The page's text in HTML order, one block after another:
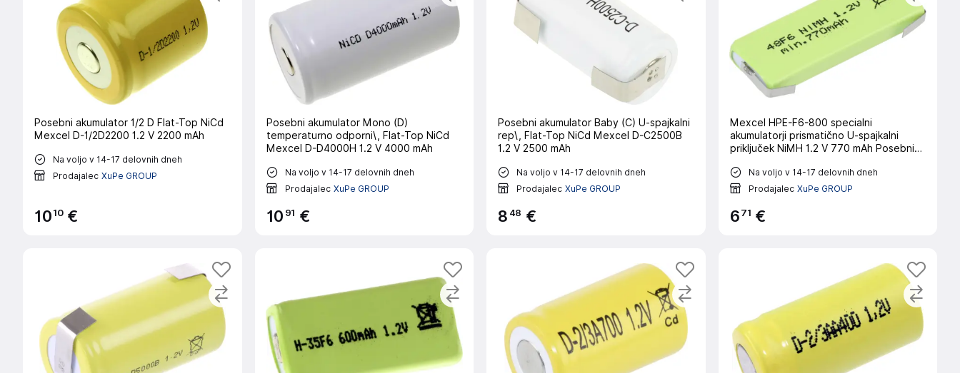
Posebni akumulator 1/2 D Flat-Top NiCd
Mexcel D-1/2D2200 1.2 V 2200 mAh
Na voljo v 14-17 delovnih dneh
Prodajalec XuPe GROUP
1010 €
Posebni akumulator Mono (D)
temperaturno odporni\, Flat-Top NiCd
Mexcel D-D4000H 1.2 V 4000 mAh
Na voljo v 14-17 delovnih dneh
Prodajalec XuPe GROUP
10 91 €
Posebni akumulator Baby (C) U-spajkalni
rep\, Flat-Top NiCd Mexcel D-C2500B
1.2 V 2500 mAh
Na voljo v 14-17 delovnih dneh
Prodajalec XuPe GROUP
8 48 €
Mexcel HPE-F6-800 specialni
akumulatorji prismatično U-spajkalni
priključek NiMH 1.2 V 770 mAh Posebni
NiMH Mex
Na voljo v 14-17 delovnih dneh
Prodajalec XuPe GROUP
671 €